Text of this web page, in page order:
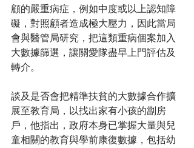
顧的嚴重病症，例如中度或以上認知障
礙，對照顧者造成極大壓力，因此當局
會與醫管局研究，把這類重病個案加入
大數據篩選，讓關愛隊盡早上門評估及
轉介。
談及是否會把精準扶貧的大數據合作擴
展至教育局，以找出家有小孩的劏房
戶，他指出，政府本身已掌握大量與兒
童相關的教育與學前康復數據，包括幼